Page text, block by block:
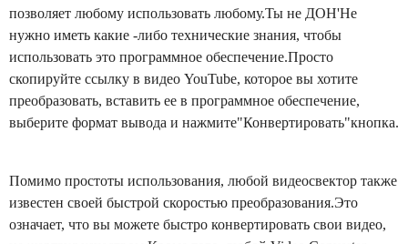
позволяет любому использовать любому.Ты не ДОН'Не
нужно иметь какие -либо технические знания, чтобы
использовать это программное обеспечение.Просто
скопируйте ссылку в видео YouTube, которое вы хотите
преобразовать, вставить ее в программное обеспечение,
выберите формат вывода и нажмите"Конвертировать"кнопка.
Помимо простоты использования, любой видеосвектор также
известен своей быстрой скоростью преобразования.Это
означает, что вы можете быстро конвертировать свои видео,